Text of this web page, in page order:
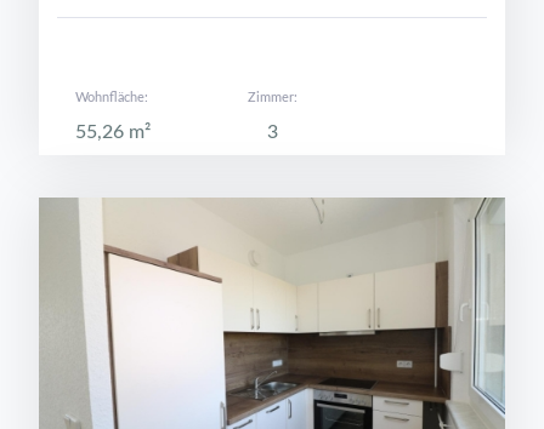
Wohnfläche:
55,26 m²
Zimmer:
3